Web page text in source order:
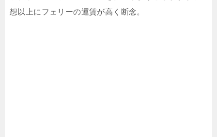
想以上にフェリーの運賃が高く断念。